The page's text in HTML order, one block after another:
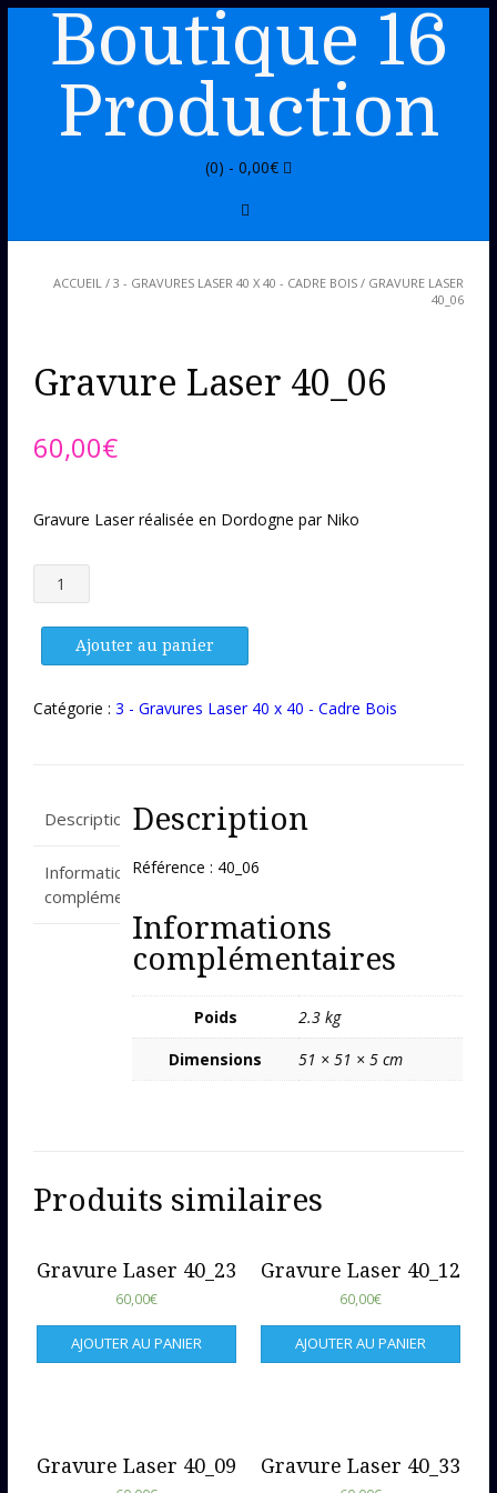
Boutique 16
Production
(0) - 0,00€
ACCUEIL / 3 - GRAVURES LASER 40 X 40 - CADRE BOIS / GRAVURE LASER
40_06
Gravure Laser 40_06
60,00€
Gravure Laser réalisée en Dordogne par Niko
quantité
de
40_06
Ajouter au panier
Catégorie : 3 - Gravures Laser 40 x 40 - Cadre Bois
Description
Informations
complémentaires
Description
Référence : 40_06
Informations
complémentaires
Poids
2.3 kg
Dimensions
51 × 51 × 5 cm
Produits similaires
Gravure Laser 40_23
60,00€
AJOUTER AU PANIER
Gravure Laser 40_12
60,00€
AJOUTER AU PANIER
Gravure Laser 40_09 Gravure Laser 40_33